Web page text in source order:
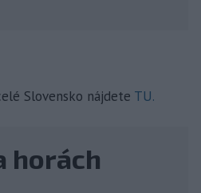
Slovensko nájdete TU.
horách